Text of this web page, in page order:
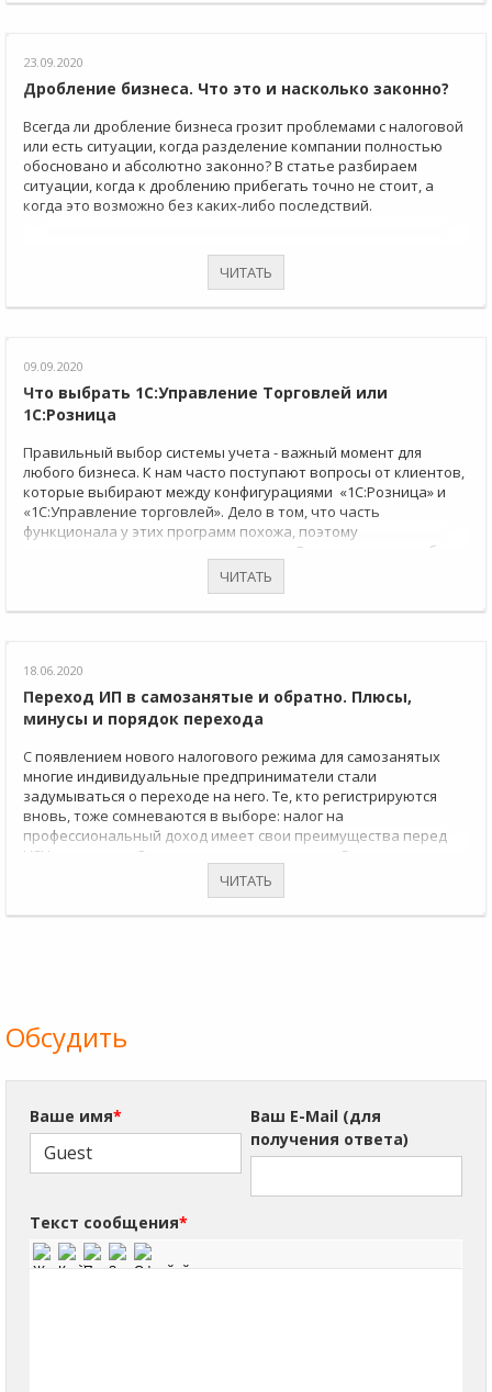
23.09.2020
Дробление бизнеса. Что это и насколько законно?
Всегда ли дробление бизнеса грозит проблемами с налоговой
или есть ситуации, когда разделение компании полностью
обосновано и абсолютно законно? В статье разбираем
ситуации, когда к дроблению прибегать точно не стоит, а
когда это возможно без каких-либо последствий.
ЧИТАТЬ
09.09.2020
Что выбрать 1С:Управление Торговлей или
1С:Розница
Правильный выбор системы учета - важный момент для
любого бизнеса. К нам часто поступают вопросы от клиентов,
которые выбирают между конфигурациями «1С:Розница» и
«1С:Управление торговлей». Дело в том, что часть
функционала у этих программ похожа, поэтому
пользователям сложно определиться. Рассмотрим подробнее
возможности продуктов и выясним, где и когда какую
программу лучше использовать.
ЧИТАТЬ
18.06.2020
Переход ИП в самозанятые и обратно. Плюсы,
минусы и порядок перехода
С появлением нового налогового режима для самозанятых
многие индивидуальные предприниматели стали
задумываться о переходе на него. Те, кто регистрируются
вновь, тоже сомневаются в выборе: налог на
профессиональный доход имеет свои преимущества перед
УСН, к примеру. Однако есть и ограничения. Статья поможет
вам определиться с выбором и правильно перейти на
ЧИТАТЬ
Обсудить
Ваше имя*
Ваш E-Mail (для
получения ответа)
Текст сообщения*